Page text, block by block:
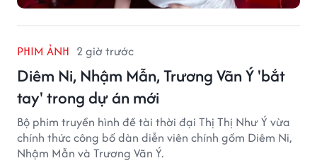
PHIM ẢNH 2 giờ trước
Diêm Ni, Nhậm Mẫn, Trương Vãn Ý 'bắt
tay' trong dự án mới
Bộ phim truyền hình đề tài thời đại Thị Thị Như Ý vừa
chính thức công bố dàn diễn viên chính gồm Diêm Ni,
Nhậm Mẫn và Trương Vãn Ý.